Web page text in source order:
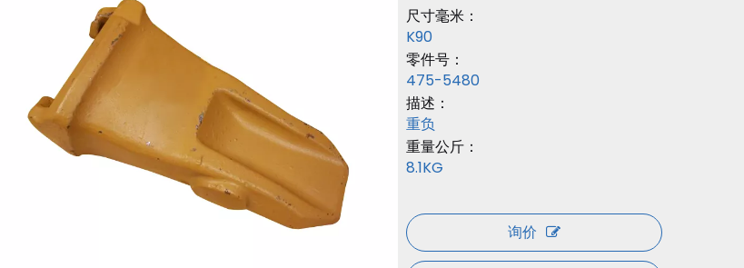
尺寸毫米：
K90
零件号：
475-5480
描述：
重负
重量公斤：
8.1KG
询价